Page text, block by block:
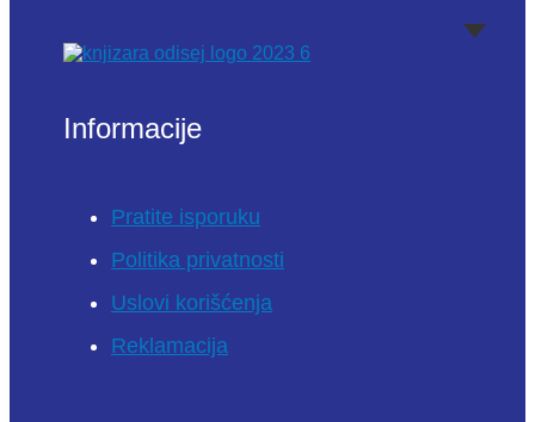
Informacije
Pratite isporuku
Politika privatnosti
Uslovi korišćenja
Reklamacija